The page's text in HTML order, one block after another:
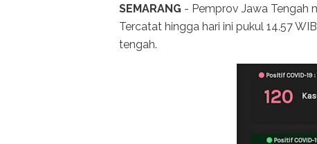
SEMARANG - Pemprov Jawa Tengah
Tercatat hingga hari ini pukul 14.57
tengah.